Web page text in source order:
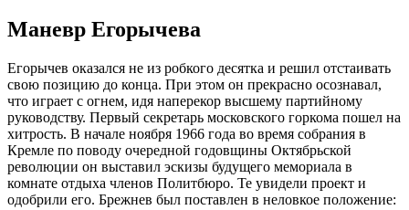
Маневр Егорычева
Егорычев оказался не из робкого десятка и решил отстаивать
свою позицию до конца. При этом он прекрасно осознавал,
что играет с огнем, идя наперекор высшему партийному
руководству. Первый секретарь московского горкома пошел на
хитрость. В начале ноября 1966 года во время собрания в
Кремле по поводу очередной годовщины Октябрьской
революции он выставил эскизы будущего мемориала в
комнате отдыха членов Политбюро. Те увидели проект и
одобрили его. Брежнев был поставлен в неловкое положение: